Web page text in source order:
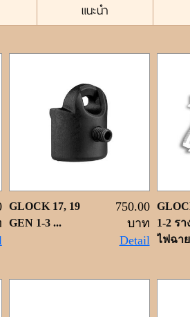
แนะนำ
GLOCK 17, 19
GEN 1-3 ...
750.00
บาท
Detail
1-2 รา
ไฟฉา